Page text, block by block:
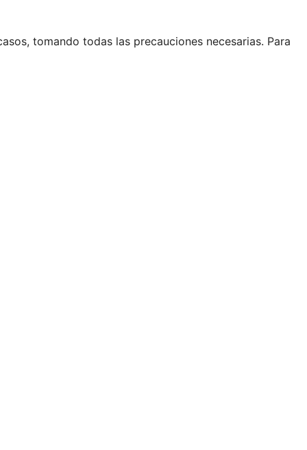
tomando todas las precauciones necesarias. Para